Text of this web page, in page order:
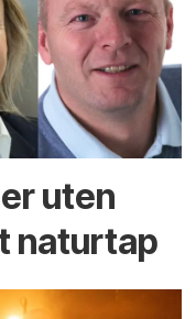
uten
naturtap